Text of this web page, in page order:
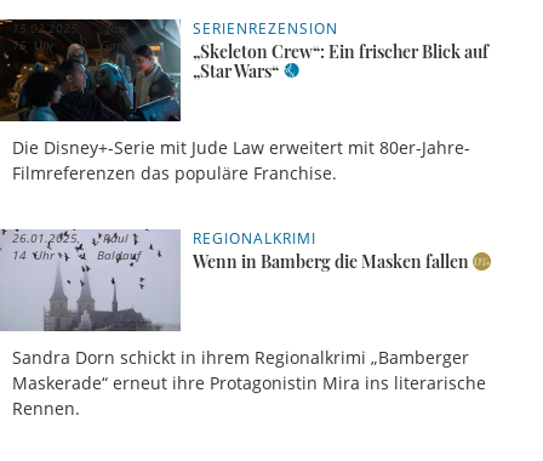
SERIENREZENSION
„Skeleton Crew“: Ein frischer Blick auf
„Star Wars“
Die Disney+-Serie mit Jude Law erweitert mit 80er-Jahre-
Filmreferenzen das populäre Franchise.
15.02.2025,
15 Uhr
José
García
REGIONALKRIMI
Wenn in Bamberg die Masken fallen
Sandra Dorn schickt in ihrem Regionalkrimi „Bamberger
Maskerade“ erneut ihre Protagonistin Mira ins literarische
Rennen.
26.01.2025,
14 Uhr
Paul
Baldauf